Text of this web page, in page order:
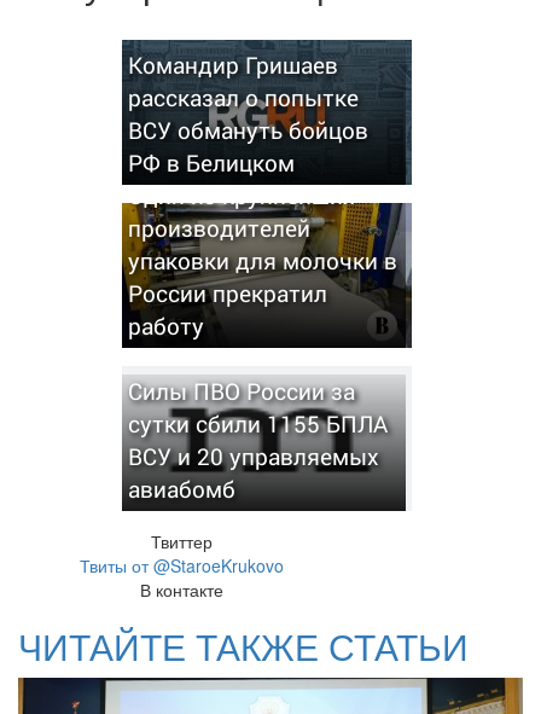
Командир Гришаев
рассказал о попытке
ВСУ обмануть бойцов
РФ в Белицком
Один из крупнейших
производителей
упаковки для молочки в
России прекратил
работу
Силы ПВО России за
сутки сбили 1155 БПЛА
ВСУ и 20 управляемых
авиабомб
Твиттер
Твиты от @StaroeKrukovo
В контакте
ЧИТАЙТЕ ТАКЖЕ СТАТЬИ